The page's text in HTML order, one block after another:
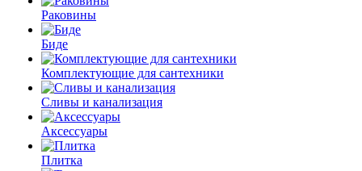
Раковины
Биде
Комплектующие для сантехники
Сливы и канализация
Аксессуары
Плитка